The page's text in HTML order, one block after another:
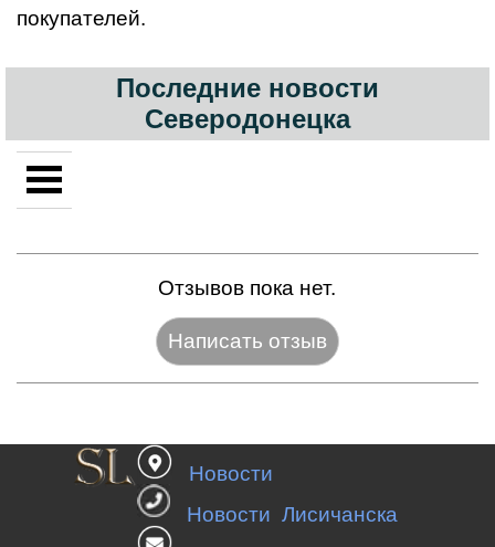
покупателей.
Последние новости
Северодонецка
Отзывов пока нет.
Новости
Новости Лисичанска